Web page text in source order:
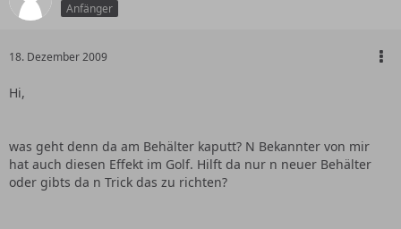
Anfänger
18. Dezember 2009
Hi,
was geht denn da am Behälter kaputt? N Bekannter von mir
hat auch diesen Effekt im Golf. Hilft da nur n neuer Behälter
oder gibts da n Trick das zu richten?